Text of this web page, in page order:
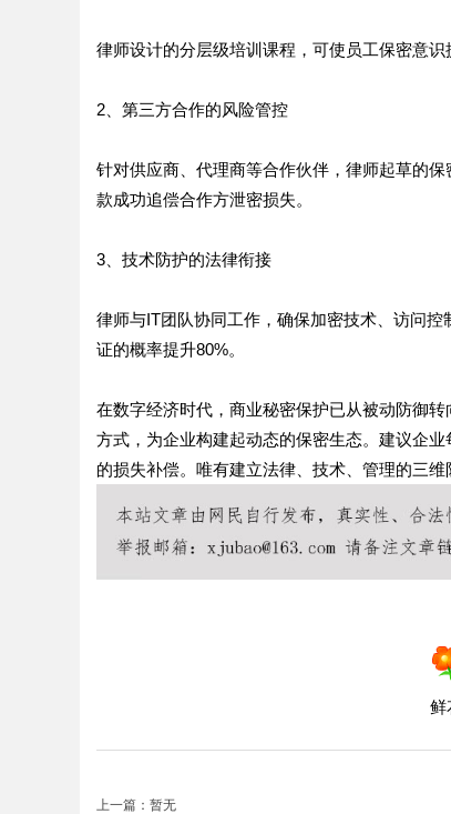
律师设计的分层级培训课程，可使员工保密意
2、第三方合作的风险管控
针对供应商、代理商等合作伙伴，律师起草的
款成功追偿合作方泄密损失。
3、技术防护的法律衔接
律师与IT团队协同工作，确保加密技术、访问
证的概率提升80%。
在数字经济时代，商业秘密保护已从被动防御
方式，为企业构建起动态的保密生态。建议企
的损失补偿。唯有建立法律、技术、管理的三
鲜
上一篇：暂无